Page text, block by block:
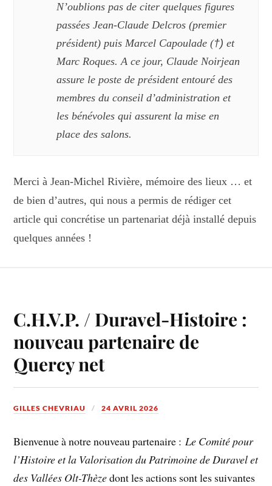
N’oublions pas de citer quelques figures
passées Jean-Claude Delcros (premier
président) puis Marcel Capoulade (†) et
Marc Roques. A ce jour, Claude Noirjean
assure le poste de président entouré des
membres du conseil d’administration et
les bénévoles qui assurent la mise en
place des salons.
Merci à Jean-Michel Rivière, mémoire des lieux … et
de bien d’autres, qui nous a permis de rédiger cet
article qui concrétise un partenariat déjà installé depuis
quelques années !
C.H.V.P. / Duravel-Histoire :
nouveau partenaire de
Quercy net
GILLES CHEVRIAU 24 AVRIL 2026
Bienvenue à notre nouveau partenaire : Le Comité pour
l’Histoire et la Valorisation du Patrimoine de Duravel et
des Vallées Olt-Thèzedont les actions sont les suivantes